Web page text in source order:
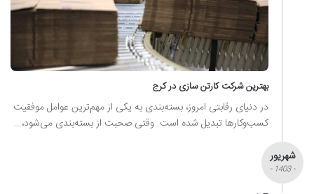
بهترین شرکت کارتن سازی در کرج
در دنیای رقابتی امروز، بسته‌بندی به یکی از مهم‌ترین عوامل موفقیت
کسب‌وکارها تبدیل شده است. وقتی صحبت از بسته‌بندی می‌شود،…
شهریور
- 1403 -